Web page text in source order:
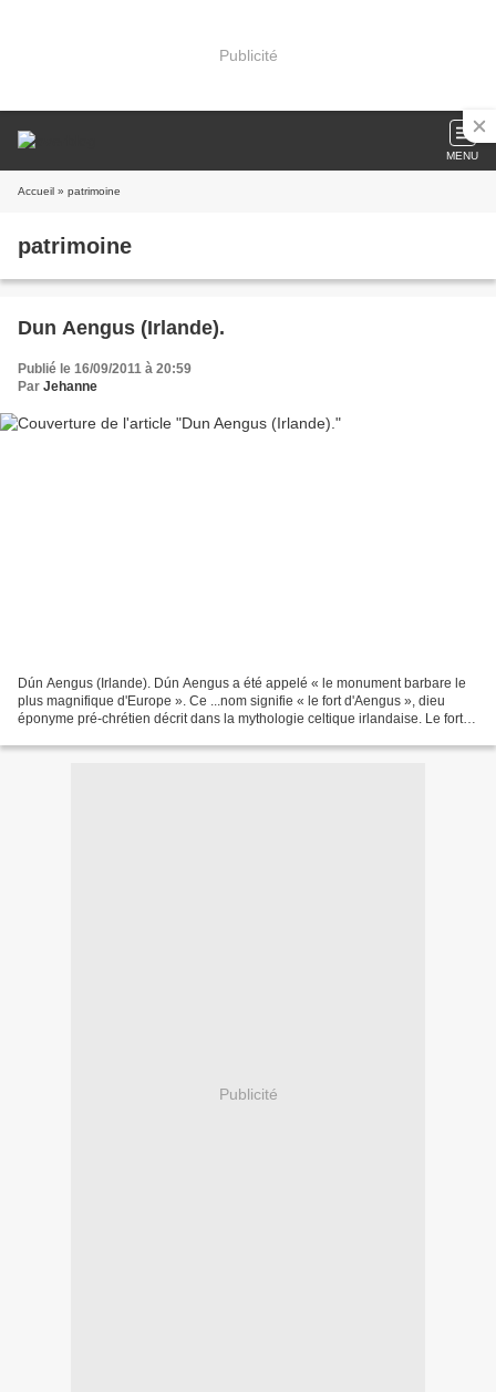
Publicité
MENU
Accueil » patrimoine
patrimoine
Dun Aengus (Irlande).
Publié le 16/09/2011 à 20:59
Par Jehanne
Dún Aengus (Irlande). Dún Aengus a été appelé « le monument barbare le
plus magnifique d'Europe ». Ce ...nom signifie « le fort d'Aengus », dieu
éponyme pré-chrétien décrit dans la mythologie celtique irlandaise. Le fort
Publicité